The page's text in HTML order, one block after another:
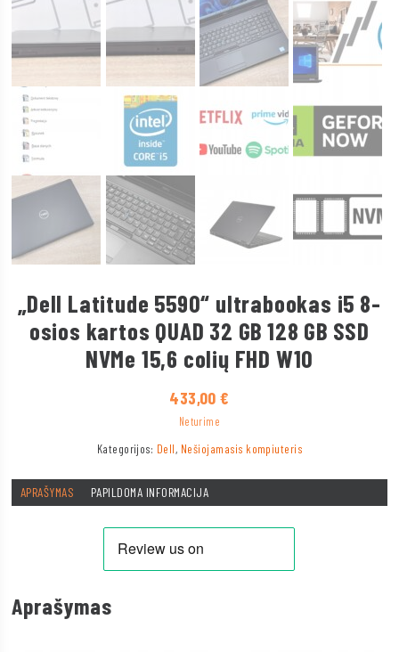
„Dell Latitude 5590“ ultrabookas i5 8-
osios kartos QUAD 32 GB 128 GB SSD
NVMe 15,6 colių FHD W10
433,00€
Neturime
Kategorijos: Dell, Nešiojamasis kompiuteris
APRAŠYMAS PAPILDOMA INFORMACIJA
Aprašymas